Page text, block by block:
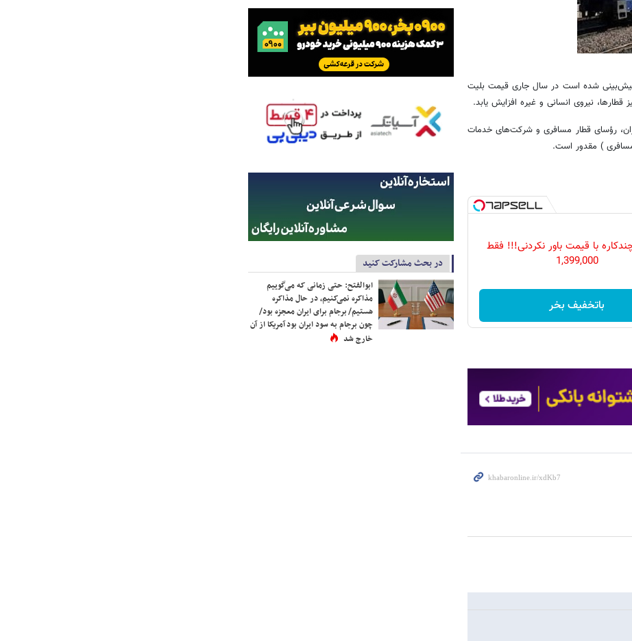
شده است در سال جاری قیمت بلیت
نیروی انسانی و غیره افزایش یابد.
رؤسای قطار مسافری و شرکت‌های خدمات
با قیمت باور نکردنی!!! فقط
1,399,000
باتخفیف بخر
در بحث مشارکت کنید
ابوالفتح: حتی زمانی که می‌گوییم
مذاکره نمی‌کنیم، در حال مذاکره
هستیم/ برجام برای ایران معجزه بود/
چون برجام به سود ایران بود آمریکا از آن
خارج شد